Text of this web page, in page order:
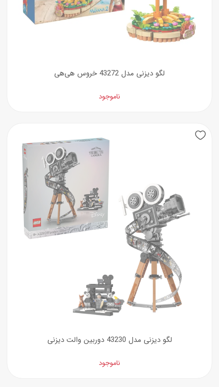
لگو دیزنی مدل 43272 خروس هی‌هی
ناموجود
لگو دیزنی مدل 43230 دوربین والت دیزنی
ناموجود